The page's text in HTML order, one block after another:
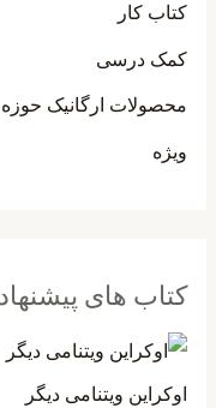
کتاب کار
کمک درسی
محصولات ارگانیک
ویژه
کتاب های
اوکراین ویتنامی دیگر